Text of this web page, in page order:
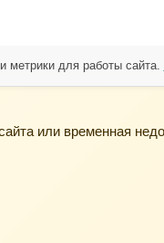
или временная
метрики для работы сайта.